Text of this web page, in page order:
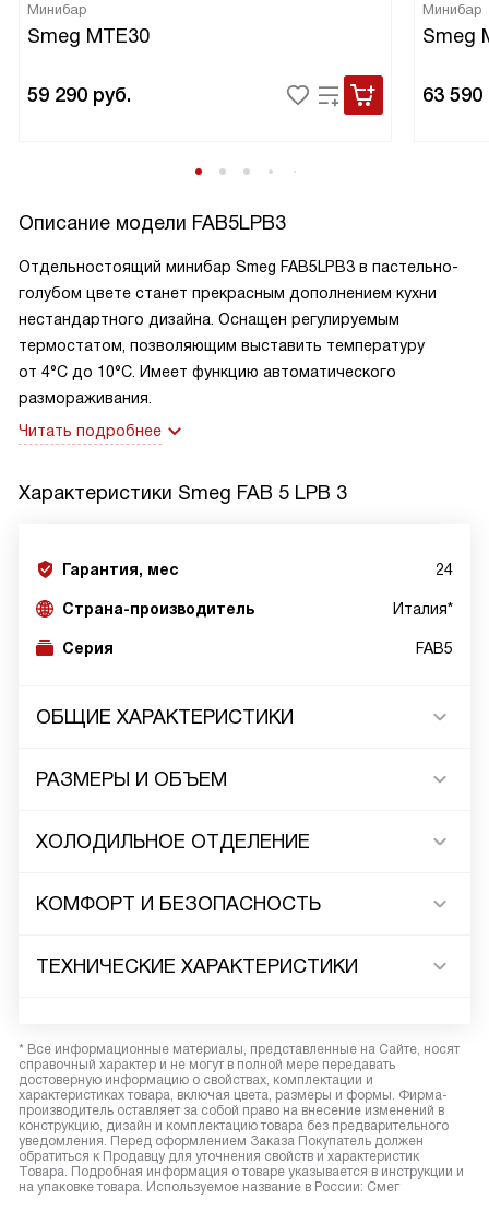
Минибар
Smeg MTE30
59 290 руб.
Минибар
Smeg
63 590
Описание модели FAB5LPB3
Отдельностоящий минибар Smeg FAB5LPB3 в пастельно-
голубом цвете станет прекрасным дополнением кухни
нестандартного дизайна. Оснащен регулируемым
термостатом, позволяющим выставить температуру
от 4°С до 10°С. Имеет функцию автоматического
размораживания.
Читать подробнее
Характеристики Smeg FAB 5 LPB 3
Гарантия, мес 24
Страна-производитель Италия*
Серия FAB5
ОБЩИЕ ХАРАКТЕРИСТИКИ
РАЗМЕРЫ И ОБЪЕМ
ХОЛОДИЛЬНОЕ ОТДЕЛЕНИЕ
КОМФОРТ И БЕЗОПАСНОСТЬ
ТЕХНИЧЕСКИЕ ХАРАКТЕРИСТИКИ
* Все информационные материалы, представленные на Сайте, носят
справочный характер и не могут в полной мере передавать
достоверную информацию о свойствах, комплектации и
характеристиках товара, включая цвета, размеры и формы. Фирма-
производитель оставляет за собой право на внесение изменений в
конструкцию, дизайн и комплектацию товара без предварительного
уведомления. Перед оформлением Заказа Покупатель должен
обратиться к Продавцу для уточнения свойств и характеристик
Товара. Подробная информация о товаре указывается в инструкции и
на упаковке товара. Используемое название в России: Смег